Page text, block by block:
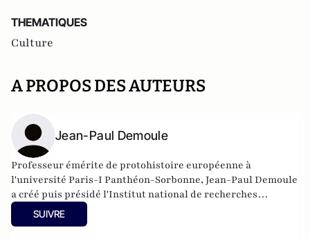
THEMATIQUES
Culture
A PROPOS DES AUTEURS
Jean-Paul Demoule
Professeur émérite de protohistoire européenne à
l'université Paris-I Panthéon-Sorbonne, Jean-Paul Demoule
a créé puis présidé l'Institut national de recherches
archéologiques préventives (Inrap). Il est l'auteur de
chroniques rédigées pour la revue Archéologia, à l'origine
SUIVRE